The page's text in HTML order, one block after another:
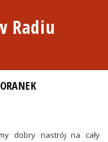
Radiu
dobry nastrój na cały